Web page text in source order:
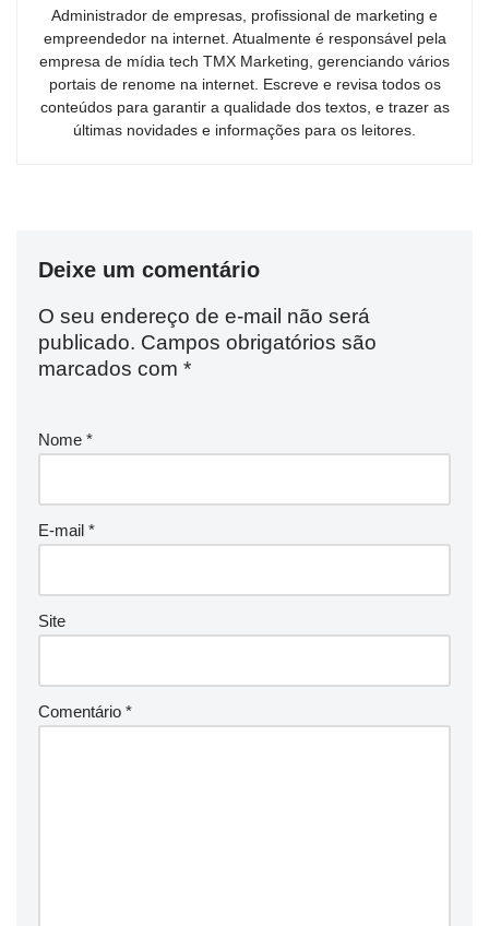
Administrador de empresas, profissional de marketing e
empreendedor na internet. Atualmente é responsável pela
empresa de mídia tech TMX Marketing, gerenciando vários
portais de renome na internet. Escreve e revisa todos os
conteúdos para garantir a qualidade dos textos, e trazer as
últimas novidades e informações para os leitores.
Deixe um comentário
O seu endereço de e-mail não será
publicado. Campos obrigatórios são
marcados com *
Nome *
E-mail *
Site
Comentário *